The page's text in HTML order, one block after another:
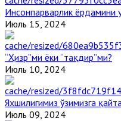
Инсонпарварлик ёрдамини
Июль 15, 2024
“Ҳизр”ми ёки “тақдир”ми?
Июль 10, 2024
Яхшилигимиз ўзимизга
Июль 09, 2024